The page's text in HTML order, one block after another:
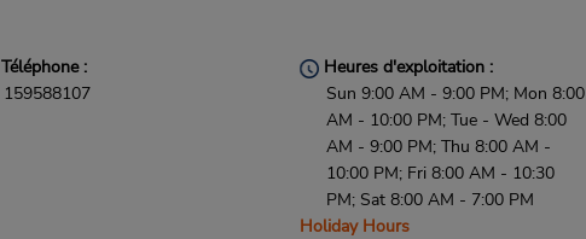
Téléphone :
159588107
Heures d'exploitation :
Sun 9:00 AM - 9:00 PM; Mon 8:00
AM - 10:00 PM; Tue - Wed 8:00
AM - 9:00 PM; Thu 8:00 AM -
10:00 PM; Fri 8:00 AM - 10:30
PM; Sat 8:00 AM - 7:00 PM
Holiday Hours